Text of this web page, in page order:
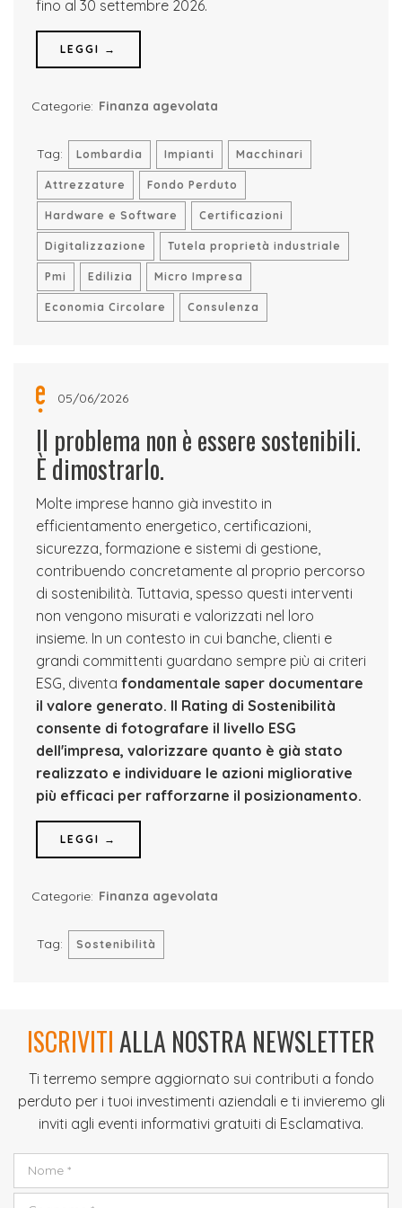
fino al 30 settembre 2026.
LEGGI →
Categorie: Finanza agevolata
Tag: Lombardia Impianti Macchinari
Attrezzature Fondo Perduto
Hardware e Software Certificazioni
Digitalizzazione Tutela proprietà industriale
Pmi Edilizia Micro Impresa
Economia Circolare Consulenza
05/06/2026
Il problema non è essere sostenibili.
È dimostrarlo.
Molte imprese hanno già investito in
efficientamento energetico, certificazioni,
sicurezza, formazione e sistemi di gestione,
contribuendo concretamente al proprio percorso
di sostenibilità. Tuttavia, spesso questi interventi
non vengono misurati e valorizzati nel loro
insieme. In un contesto in cui banche, clienti e
grandi committenti guardano sempre più ai criteri
ESG, diventa fondamentale saper documentare
il valore generato. Il Rating di Sostenibilità
consente di fotografare il livello ESG
dell'impresa, valorizzare quanto è già stato
realizzato e individuare le azioni migliorative
più efficaci per rafforzarne il posizionamento.
LEGGI →
Categorie: Finanza agevolata
Tag: Sostenibilità
ISCRIVITIALLA NOSTRA NEWSLETTER
Ti terremo sempre aggiornato sui contributi a fondo
perduto per i tuoi investimenti aziendali e ti invieremo gli
inviti agli eventi informativi gratuiti di Esclamativa.